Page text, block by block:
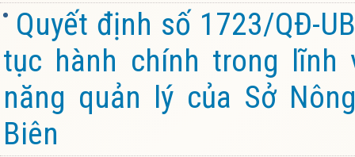
Quyết định số 1723/QĐ-
tục hành chính trong
năng quản lý của Sở
Biên